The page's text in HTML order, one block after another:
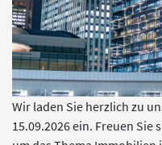
Wir laden Sie herzlich zu
15.09.2026 ein. Freuen